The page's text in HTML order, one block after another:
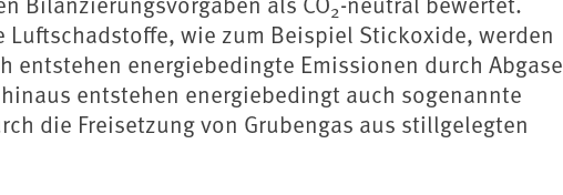
2
wie zum Beispiel Stickoxide, werden
entstehen energiebedingte Emissionen durch Abgase
entstehen energiebedingt auch sogenannte
die Freisetzung von Grubengas aus stillgelegten